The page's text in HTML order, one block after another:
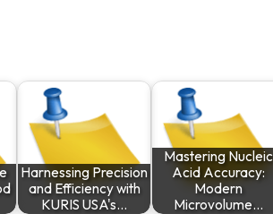
Harnessing Precision
and Efficiency with
KURIS USA's…
Mastering Nucleic
Acid Accuracy:
Modern
Microvolume…